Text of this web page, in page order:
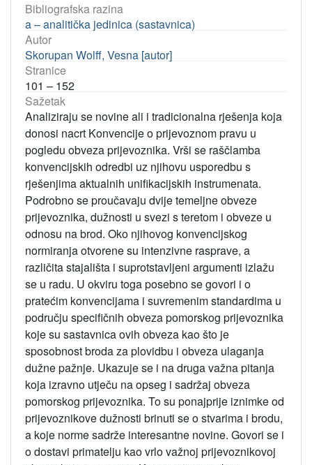
Bibliografska razina
a – analitička jedinica (sastavnica)
Autor
Skorupan Wolff, Vesna [autor]
Stranice
101 – 152
Sažetak
Analiziraju se novine ali i tradicionalna rješenja koja
donosi nacrt Konvencije o prijevoznom pravu u
pogledu obveza prijevoznika. Vrši se raščlamba
konvencijskih odredbi uz njihovu usporedbu s
rješenjima aktualnih unifikacijskih instrumenata.
Podrobno se proučavaju dvije temeljne obveze
prijevoznika, dužnosti u svezi s teretom i obveze u
odnosu na brod. Oko njihovog konvencijskog
normiranja otvorene su intenzivne rasprave, a
različita stajališta i suprotstavljeni argumenti izlažu
se u radu. U okviru toga posebno se govori i o
pratećim konvencijama i suvremenim standardima u
području specifičnih obveza pomorskog prijevoznika
koje su sastavnica ovih obveza kao što je
sposobnost broda za plovidbu i obveza ulaganja
dužne pažnje. Ukazuje se i na druga važna pitanja
koja izravno utječu na opseg i sadržaj obveza
pomorskog prijevoznika. To su ponajprije iznimke od
prijevoznikove dužnosti brinuti se o stvarima i brodu,
a koje norme sadrže interesantne novine. Govori se i
o dostavi primatelju kao vrlo važnoj prijevoznikovoj